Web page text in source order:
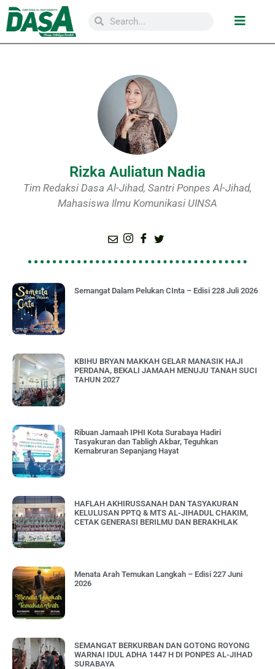
Rizka Auliatun Nadia
Tim Redaksi Dasa Al-Jihad, Santri Ponpes Al-Jihad,
Mahasiswa Ilmu Komunikasi UINSA
Semangat Dalam Pelukan CInta – Edisi 228 Juli 2026
KBIHU BRYAN MAKKAH GELAR MANASIK HAJI
PERDANA, BEKALI JAMAAH MENUJU TANAH SUCI
TAHUN 2027
Ribuan Jamaah IPHI Kota Surabaya Hadiri
Tasyakuran dan Tabligh Akbar, Teguhkan
Kemabruran Sepanjang Hayat
HAFLAH AKHIRUSSANAH DAN TASYAKURAN
KELULUSAN PPTQ & MTS AL-JIHADUL CHAKIM,
CETAK GENERASI BERILMU DAN BERAKHLAK
Menata Arah Temukan Langkah – Edisi 227 Juni
2026
SEMANGAT BERKURBAN DAN GOTONG ROYONG
WARNAI IDUL ADHA 1447 H DI PONPES AL-JIHAD
SURABAYA